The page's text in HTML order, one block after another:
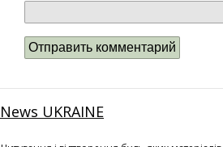
News UKRAINE